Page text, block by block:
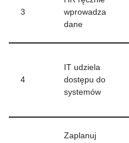
3
wprowadza
dane
4
IT udziela
dostępu do
systemów
Zaplanuj